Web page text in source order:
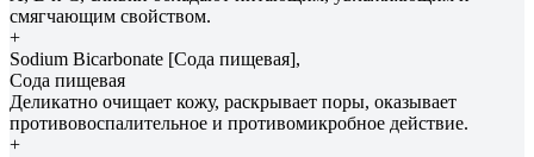
смягчающим свойством.
+
Sodium Bicarbonate [Сода пищевая],
Сода пищевая
Деликатно очищает кожу, раскрывает поры, оказывает
противовоспалительное и противомикробное действие.
+